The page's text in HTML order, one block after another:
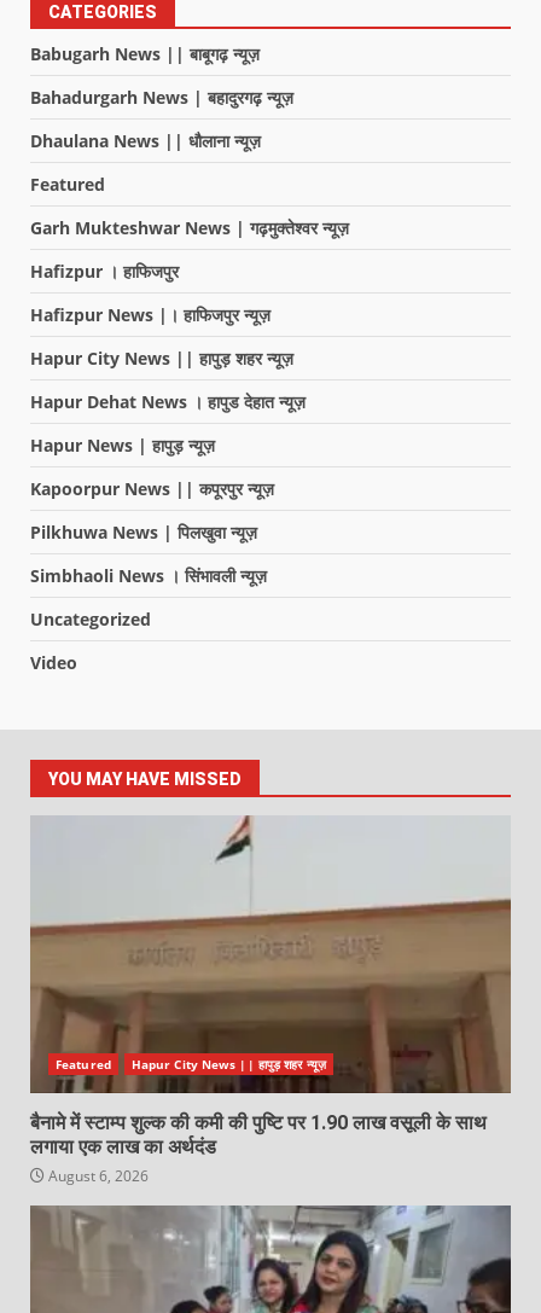
CATEGORIES
Babugarh News || बाबूगढ़ न्यूज़
Bahadurgarh News | बहादुरगढ़ न्यूज़
Dhaulana News || धौलाना न्यूज़
Featured
Garh Mukteshwar News | गढ़मुक्तेश्वर न्यूज़
Hafizpur । हाफिजपुर
Hafizpur News |। हाफिजपुर न्यूज़
Hapur City News || हापुड़ शहर न्यूज़
Hapur Dehat News । हापुड देहात न्यूज़
Hapur News | हापुड़ न्यूज़
Kapoorpur News || कपूरपुर न्यूज़
Pilkhuwa News | पिलखुवा न्यूज़
Simbhaoli News । सिंभावली न्यूज़
Uncategorized
Video
YOU MAY HAVE MISSED
Featured Hapur City News || हापुड़ शहर न्यूज़
बैनामे में स्टाम्प शुल्क की कमी की पुष्टि पर 1.90 लाख वसूली के साथ
लगाया एक लाख का अर्थदंड
August 6, 2026